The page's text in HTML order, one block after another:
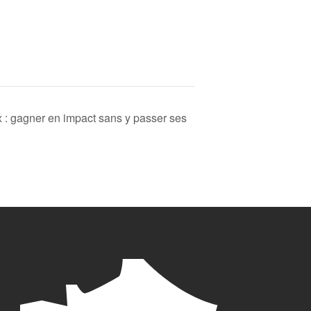
gagner en impact sans y passer ses